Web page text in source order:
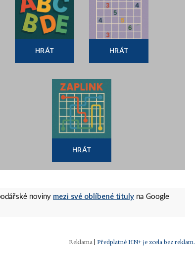
HRÁT HRÁT
HRÁT
noviny mezi své oblíbené tituly na Google
| Předplatné HN+ je zcela bez reklam.